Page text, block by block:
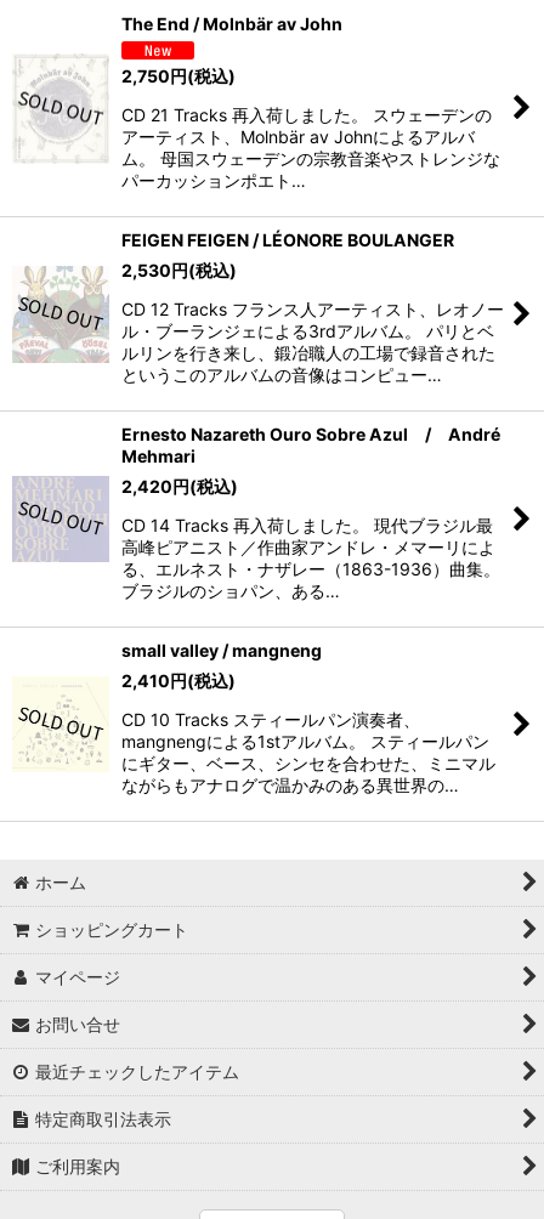
The End / Molnbär av John
2,750円(税込)
CD 21 Tracks 再入荷しました。 スウェーデンの
アーティスト、Molnbär av Johnによるアルバ
ム。 母国スウェーデンの宗教音楽やストレンジな
パーカッションポエト…
FEIGEN FEIGEN / LÉONORE BOULANGER
2,530円(税込)
CD 12 Tracks フランス人アーティスト、レオノー
ル・ブーランジェによる3rdアルバム。 パリとベ
ルリンを行き来し、鍛冶職人の工場で録音された
というこのアルバムの音像はコンピュー…
Ernesto Nazareth Ouro Sobre Azul / André
Mehmari
2,420円(税込)
CD 14 Tracks 再入荷しました。 現代ブラジル最
高峰ピアニスト／作曲家アンドレ・メマーリによ
る、エルネスト・ナザレー（1863-1936）曲集。
ブラジルのショパン、ある…
small valley / mangneng
2,410円(税込)
CD 10 Tracks スティールパン演奏者、
mangnengによる1stアルバム。 スティールパン
にギター、ベース、シンセを合わせた、ミニマル
ながらもアナログで温かみのある異世界の…
ホーム
ショッピングカート
マイページ
お問い合せ
最近チェックしたアイテム
特定商取引法表示
ご利用案内